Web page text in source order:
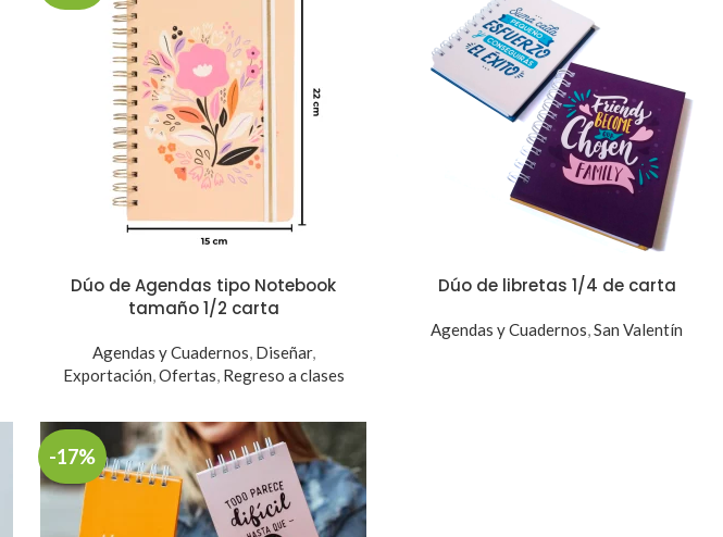
Dúo de Agendas tipo Notebook
tamaño 1/2 carta
Agendas y Cuadernos, Diseñar,
Exportación,Ofertas, Regreso a clases
Dúo de libretas 1/4 de carta
Agendas y Cuadernos,San Valentín
-17%